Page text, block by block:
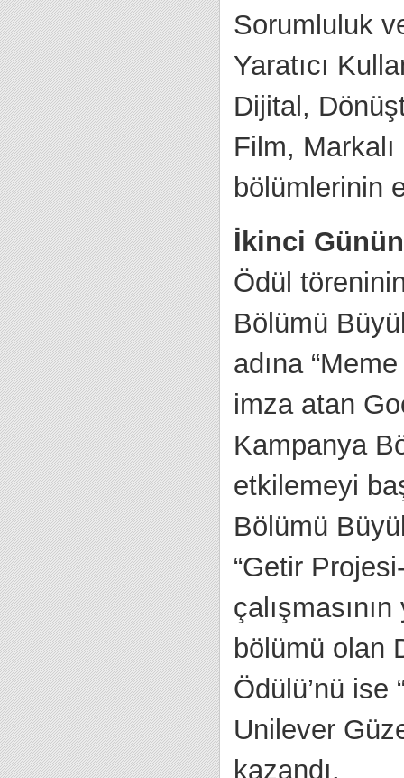
Sorumluluk
Yaratıcı
Dijital,
Film,
bölümlerinin
İkinci
Ödül
Bölümü
adına
imza atan
Kampanya
etkilemeyi
Bölümü
“Getir
bölümü olan
Ödülü’nü ise
Unilever
kazandı.